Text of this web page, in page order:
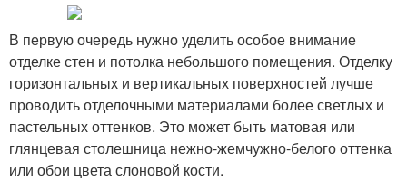
В первую очередь нужно уделить особое внимание
отделке стен и потолка небольшого помещения. Отделку
горизонтальных и вертикальных поверхностей лучше
проводить отделочными материалами более светлых и
пастельных оттенков. Это может быть матовая или
глянцевая столешница нежно-жемчужно-белого оттенка
или обои цвета слоновой кости.